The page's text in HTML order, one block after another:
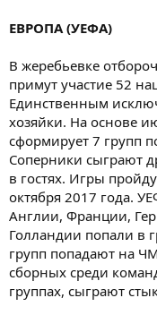
ЕВРОПА (УЕФА)
В жеребьевке
примут участие 52
Единственным
хозяйки. На основе
сформирует 7 групп
Соперники сыграют
в гостях. Игры
октября 2017 года.
Англии, Франции,
Голландии попали в
групп попадают на
сборных среди
группах, сыграют